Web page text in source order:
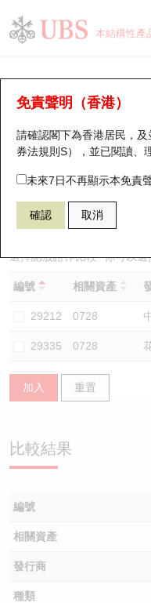
本結構性產
免責聲明（香港）
請確認閣下為香港居民，
券法規則S），並已閱讀、
未來7日不再顯示本免責聲
確認 取消
認股證分析儀
表現 街貨統計 比較
13728 瑞銀認購
選擇認股證作比較*你可以選
編號 相關資產
29212 0728
29335 0728
加入 重置
比較結果
編號
相關資產
發行商
種類
瑞銀認股證一覽
新發行瑞銀認股證
即將到期認股證
認股證到期結算價查詢
認股證分析儀
認股證速算機
認股證/牛熊證日誌
認股證文件及公告 (瑞信)
街貨統計
比較
牛熊全景快搜
牛熊證搜尋
牛熊證街貨分佈圖
正股牛熊證列表
新發行瑞銀牛熊證
已收回牛熊證剩餘價值
牛熊證到期結算價查詢
牛熊證速算機
牛熊證文件及公告 (瑞信)
街貨統計
比較
十大升幅/跌幅
十大認股證成交分佈
十天股證佔大市成交
資金流
街貨統計
三十大平均引伸波幅
正股分析儀
二十大活躍股份
恒指成份股
國指成份股
科指成份股
相關資產沽空
中資ETFs溢價比較
即市板塊表現
收市競價變化
持股比重
顯示所有持股比重
每月輪證大市專題
輪證專欄
講座及教育短片
認股證投資者教育
牛熊證投資者教育
認股證牛熊證常問問題